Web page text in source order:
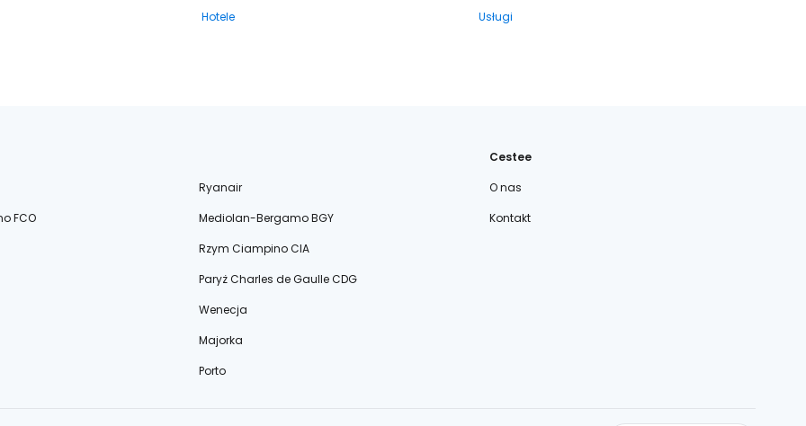
Hotele Usługi
Ryanair
FCO
Mediolan-Bergamo BGY
Rzym Ciampino CIA
Paryż Charles de Gaulle CDG
Wenecja
Majorka
Porto
Cestee
O nas
Kontakt